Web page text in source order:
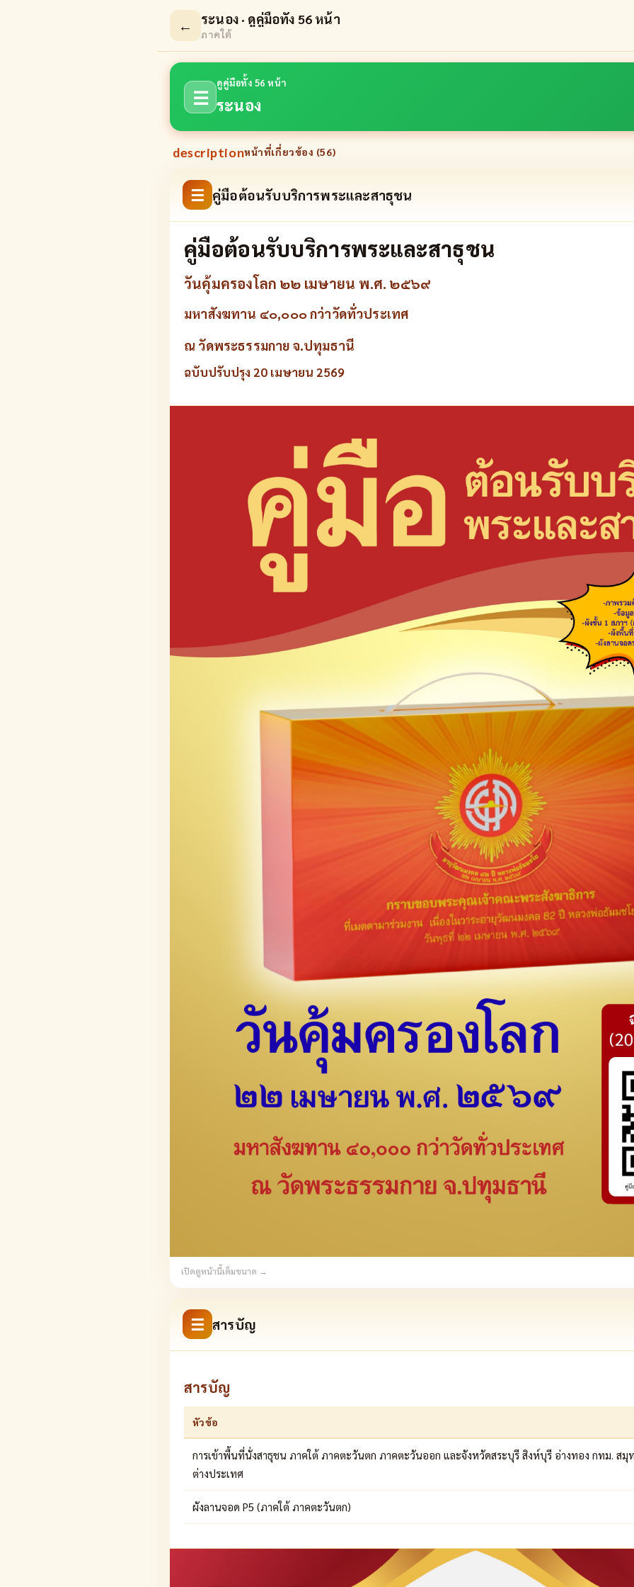
← ระนอง · ดูคู่มือทั้ง 56 หน้า
ภาคใต้
☰
ดูคู่มือทั้ง 56 หน้า
ระนอง
descriptionหน้าที่เกี่ยวข้อง (56)
☰ คู่มือต้อนรับบริการพระและสาธุชน
คู่มือต้อนรับบริการพระและสาธุชน
วันคุ้มครองโลก ๒๒ เมษายน พ.ศ. ๒๕๖๙
มหาสังฆทาน ๔๐,๐๐๐ กว่าวัดทั่วประเทศ
ณ วัดพระธรรมกาย จ.ปทุมธานี
ฉบับปรับปรุง 20 เมษายน 2569
เปิดดูหน้านี้เต็มขนาด →
☰ สารบัญ
สารบัญ
หัวข้อ
การเข้าพื้นที่นั่งสาธุชน ภาคใต้ ภาคตะวันตก ภาคตะวันออก และจังหวัดสระบุรี สิงห์บุรี อ่างทอง กทม. สมุท
ต่างประเทศ
ผังลานจอด P5 (ภาคใต้ ภาคตะวันตก)